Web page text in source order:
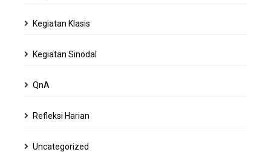
Kegiatan Klasis
Kegiatan Sinodal
QnA
Refleksi Harian
Uncategorized